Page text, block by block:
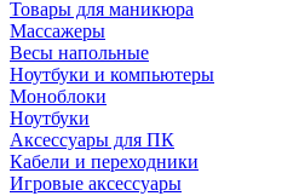
Товары для маникюра
Массажеры
Весы напольные
Ноутбуки и компьютеры
Моноблоки
Ноутбуки
Аксессуары для ПК
Кабели и переходники
Игровые аксессуары